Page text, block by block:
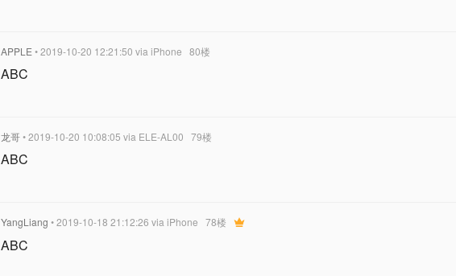
APPLE • 2019-10-20 12:21:50 via iPhone 80楼
ABC
龙哥• 2019-10-20 10:08:05 via ELE-AL00 79楼
ABC
YangLiang • 2019-10-18 21:12:26 via iPhone 78楼
ABC